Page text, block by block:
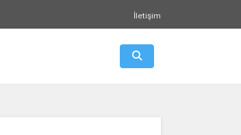
İletişim
Arama Aç-Kapat